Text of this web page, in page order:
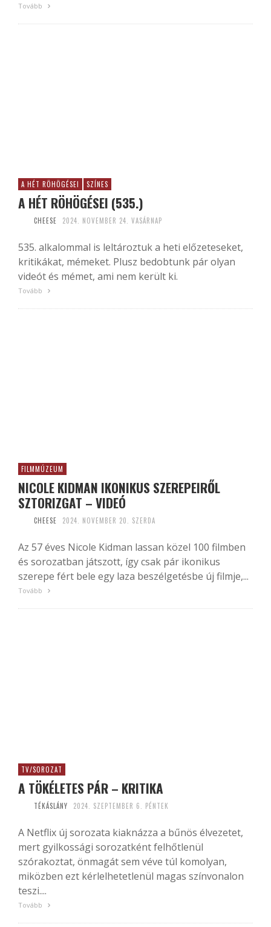
Tovább
A HÉT RÖHÖGÉSEI SZÍNES
A HÉT RÖHÖGÉSEI (535.)
CHEESE 2024. NOVEMBER 24. VASÁRNAP
535. alkalommal is leltároztuk a heti előzeteseket,
kritikákat, mémeket. Plusz bedobtunk pár olyan
videót és mémet, ami nem került ki.
Tovább
FILMMÚZEUM
NICOLE KIDMAN IKONIKUS SZEREPEIRŐL
SZTORIZGAT – VIDEÓ
CHEESE 2024. NOVEMBER 20. SZERDA
Az 57 éves Nicole Kidman lassan közel 100 filmben
és sorozatban játszott, így csak pár ikonikus
szerepe fért bele egy laza beszélgetésbe új filmje,...
Tovább
TV/SOROZAT
A TÖKÉLETES PÁR – KRITIKA
TÉKÁSLÁNY 2024. SZEPTEMBER 6. PÉNTEK
A Netflix új sorozata kiaknázza a bűnös élvezetet,
mert gyilkossági sorozatként felhőtlenül
szórakoztat, önmagát sem véve túl komolyan,
miközben ezt kérlelhetetlenül magas színvonalon
teszi....
Tovább